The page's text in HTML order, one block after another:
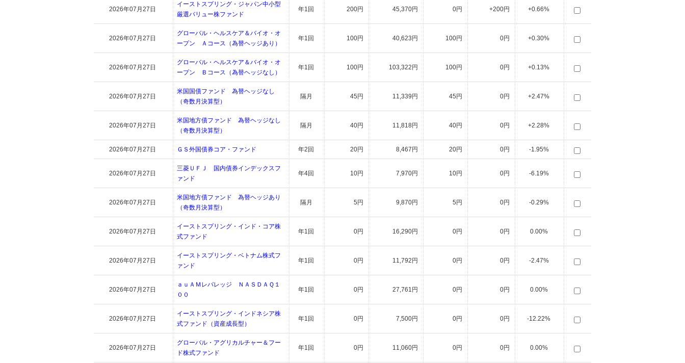
2026年07月27日
イーストスプリング・ジャパン中小型
厳選バリュー株ファンド
年1回 200円 45,370円 0円 +200円 +0.66%
2026年07月27日
グローバル・ヘルスケア＆バイオ・オ
ープン Ａコース（為替ヘッジあり）
年1回 100円 40,623円 100円 0円 +0.30%
2026年07月27日
グローバル・ヘルスケア＆バイオ・オ
ープン Ｂコース（為替ヘッジなし）
年1回 100円 103,322円 100円 0円 +0.13%
2026年07月27日
米国国債ファンド 為替ヘッジなし
（奇数月決算型）
隔月 45円 11,339円 45円 0円 +2.47%
2026年07月27日
米国地方債ファンド 為替ヘッジなし
（奇数月決算型）
隔月 40円 11,818円 40円 0円 +2.28%
2026年07月27日 ＧＳ外国債券コア・ファンド 年2回 20円 8,467円 20円 0円 -1.95%
2026年07月27日
三菱ＵＦＪ 国内債券インデックスフ
ァンド
年4回 10円 7,970円 10円 0円 -6.19%
2026年07月27日
米国地方債ファンド 為替ヘッジあり
（奇数月決算型）
隔月 5円 9,870円 5円 0円 -0.29%
2026年07月27日
イーストスプリング・インド・コア株
式ファンド
年1回 0円 16,290円 0円 0円 0.00%
2026年07月27日
イーストスプリング・ベトナム株式フ
ァンド
年1回 0円 11,792円 0円 0円 -2.47%
2026年07月27日
ａｕＡＭレバレッジ ＮＡＳＤＡＱ１
００
年1回 0円 27,761円 0円 0円 0.00%
2026年07月27日
イーストスプリング・インドネシア株
式ファンド（資産成長型）
年1回 0円 7,500円 0円 0円 -12.22%
2026年07月27日
グローバル・アグリカルチャー＆フー
ド株式ファンド
年1回 0円 11,060円 0円 0円 0.00%